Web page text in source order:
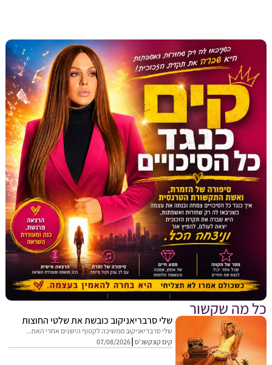
שקשור
שלי סרבריאניקוב כובשת את שלטי החוצות
שלי סרבריאניקוב ממשיכה לקטוף הישגים אחרי האח...
קים קונקשנ'ס 07/08/2026